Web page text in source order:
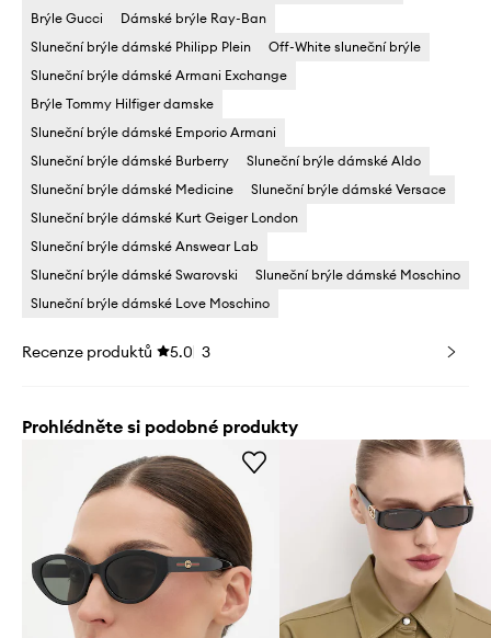
Brýle Gucci
Dámské brýle Ray-Ban
Sluneční brýle dámské Philipp Plein
Off-White sluneční brýle
Sluneční brýle dámské Armani Exchange
Brýle Tommy Hilfiger damske
Sluneční brýle dámské Emporio Armani
Sluneční brýle dámské Burberry
Sluneční brýle dámské Aldo
Sluneční brýle dámské Medicine
Sluneční brýle dámské Versace
Sluneční brýle dámské Kurt Geiger London
Sluneční brýle dámské Answear Lab
Sluneční brýle dámské Swarovski
Sluneční brýle dámské Moschino
Sluneční brýle dámské Love Moschino
Recenze produktů 5.0 3
Prohlédněte si podobné produkty